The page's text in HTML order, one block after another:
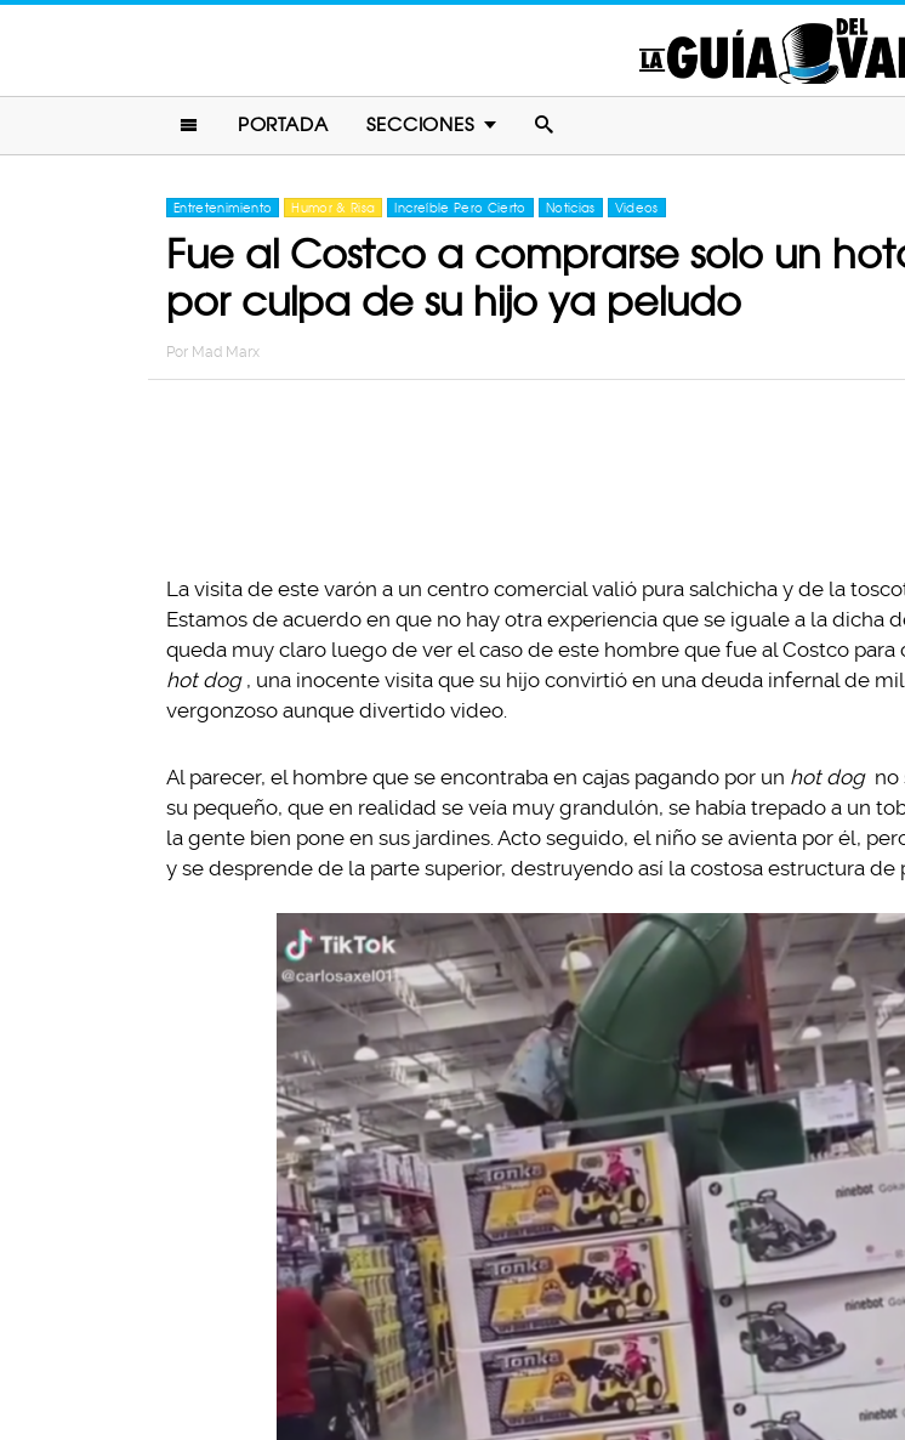
PORTADA SECCIONES
Entretenimiento Humor & Risa Increíble Pero Cierto Noticias Videos
Fue al Costco a comprarse solo un
por culpa de su hijo ya peludo
Por Mad Marx
La visita de este varón a un centro comercial valió pura salchicha y de la
Estamos de acuerdo en que no hay otra experiencia que se iguale a la dicha
queda muy claro luego de ver el caso de este hombre que fue al Costco para
hot dog , una inocente visita que su hijo convirtió en una deuda infernal de
vergonzoso aunque divertido video.
Al parecer, el hombre que se encontraba en cajas pagando por un hot dog no
su pequeño, que en realidad se veía muy grandulón, se había trepado a un
la gente bien pone en sus jardines. Acto seguido, el niño se avienta por él,
y se desprende de la parte superior, destruyendo así la costosa estructura de